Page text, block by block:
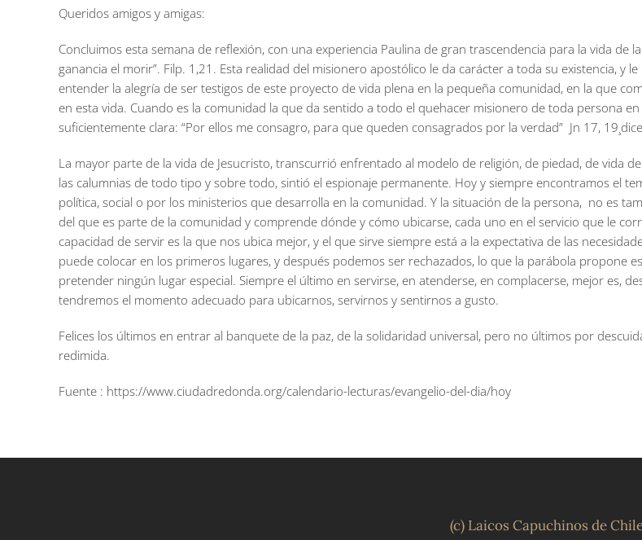
Queridos amigos y amigas:
Concluimos esta semana de reflexión, con una experiencia Paulina de gran trascendencia para la vida de
ganancia el morir”. Filp. 1,21. Esta realidad del misionero apostólico le da carácter a toda su existencia, y
entender la alegría de ser testigos de este proyecto de vida plena en la pequeña comunidad, en la que
en esta vida. Cuando es la comunidad la que da sentido a todo el quehacer misionero de toda persona
suficientemente clara: “Por ellos me consagro, para que queden consagrados por la verdad” Jn 17,
La mayor parte de la vida de Jesucristo, transcurrió enfrentado al modelo de religión, de piedad, de vida
las calumnias de todo tipo y sobre todo, sintió el espionaje permanente. Hoy y siempre encontramos el
política, social o por los ministerios que desarrolla en la comunidad. Y la situación de la persona, no es
del que es parte de la comunidad y comprende dónde y cómo ubicarse, cada uno en el servicio que le
capacidad de servir es la que nos ubica mejor, y el que sirve siempre está a la expectativa de las
puede colocar en los primeros lugares, y después podemos ser rechazados, lo que la parábola propone
pretender ningún lugar especial. Siempre el último en servirse, en atenderse, en complacerse, mejor es,
tendremos el momento adecuado para ubicarnos, servirnos y sentirnos a gusto.
Felices los últimos en entrar al banquete de la paz, de la solidaridad universal, pero no últimos por
redimida.
Fuente : https://www.ciudadredonda.org/calendario-lecturas/evangelio-del-dia/hoy
(c) Laicos Capuchinos de